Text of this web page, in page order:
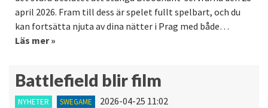
april 2026. Fram till dess är spelet fullt spelbart, och du
kan fortsätta njuta av dina nätter i Prag med både…
Läs mer »
Battlefield blir film
NYHETER SWEGAME 2026-04-25 11:02